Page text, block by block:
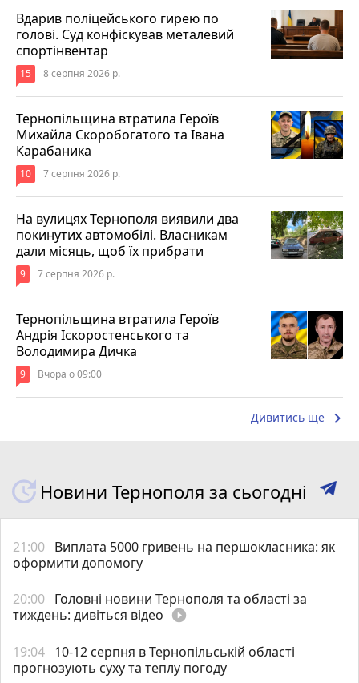
Вдарив поліцейського гирею по
голові. Суд конфіскував металевий
спортінвентар
15 8 серпня 2026 р.
Тернопільщина втратила Героїв
Михайла Скоробогатого та Івана
Карабаника
10 7 серпня 2026 р.
На вулицях Тернополя виявили два
покинутих автомобілі. Власникам
дали місяць, щоб їх прибрати
9 7 серпня 2026 р.
Тернопільщина втратила Героїв
Андрія Іскоростенського та
Володимира Дичка
9 Вчора о 09:00
Дивитись ще keyboard_arrow_right
Новини Тернополя за сьогодні
21:00 Виплата 5000 гривень на першокласника: як
оформити допомогу
20:00 Головні новини Тернополя та області за
тиждень: дивіться відео play_circle_filled
19:04 10-12 серпня в Тернопільській області
прогнозують суху та теплу погоду